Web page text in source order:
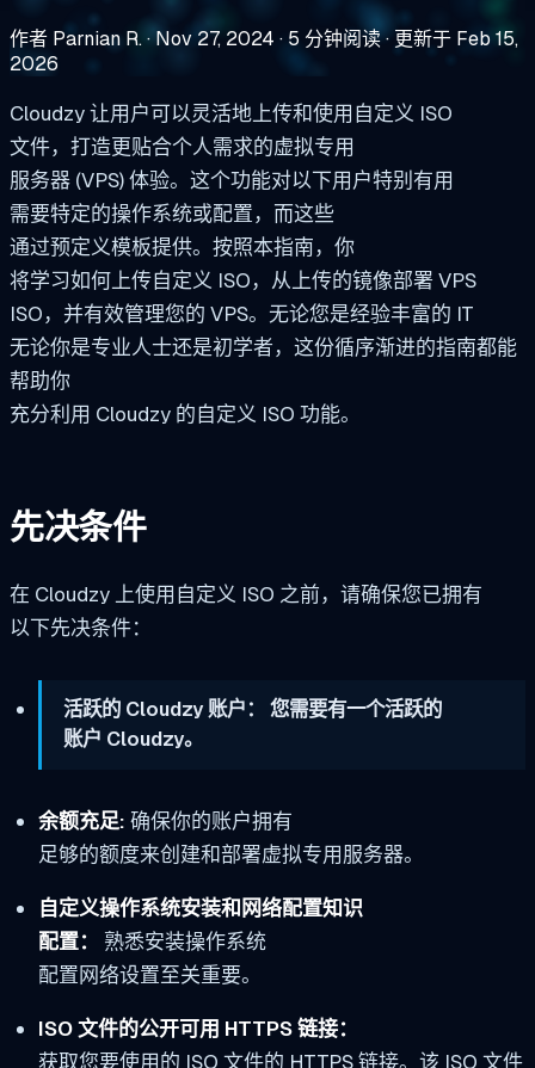
作者 Parnian R.·Nov 27, 2024 · 5 分钟阅读· 更新于 Feb 15,
2026
Cloudzy 让用户可以灵活地上传和使用自定义 ISO
文件，打造更贴合个人需求的虚拟专用
服务器 (VPS) 体验。这个功能对以下用户特别有用
需要特定的操作系统或配置，而这些
通过预定义模板提供。按照本指南，你
将学习如何上传自定义 ISO，从上传的镜像部署 VPS
ISO，并有效管理您的 VPS。无论您是经验丰富的 IT
无论你是专业人士还是初学者，这份循序渐进的指南都能
帮助你
充分利用 Cloudzy 的自定义 ISO 功能。
先决条件
在 Cloudzy 上使用自定义 ISO 之前，请确保您已拥有
以下先决条件：
活跃的 Cloudzy 账户： 您需要有一个活跃的
账户 Cloudzy。
余额充足: 确保你的账户拥有
足够的额度来创建和部署虚拟专用服务器。
自定义操作系统安装和网络配置知识
配置：
熟悉安装操作系统
配置网络设置至关重要。
ISO 文件的公开可用 HTTPS 链接：
获取您要使用的 ISO 文件的 HTTPS 链接。该 ISO 文件